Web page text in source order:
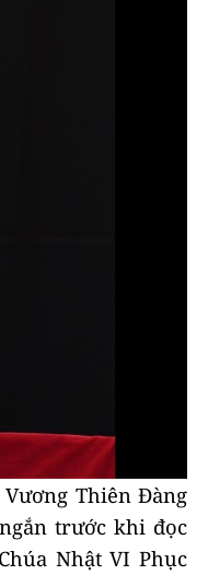
Thiên Đàng
trước khi đọc
Nhật VI Phục